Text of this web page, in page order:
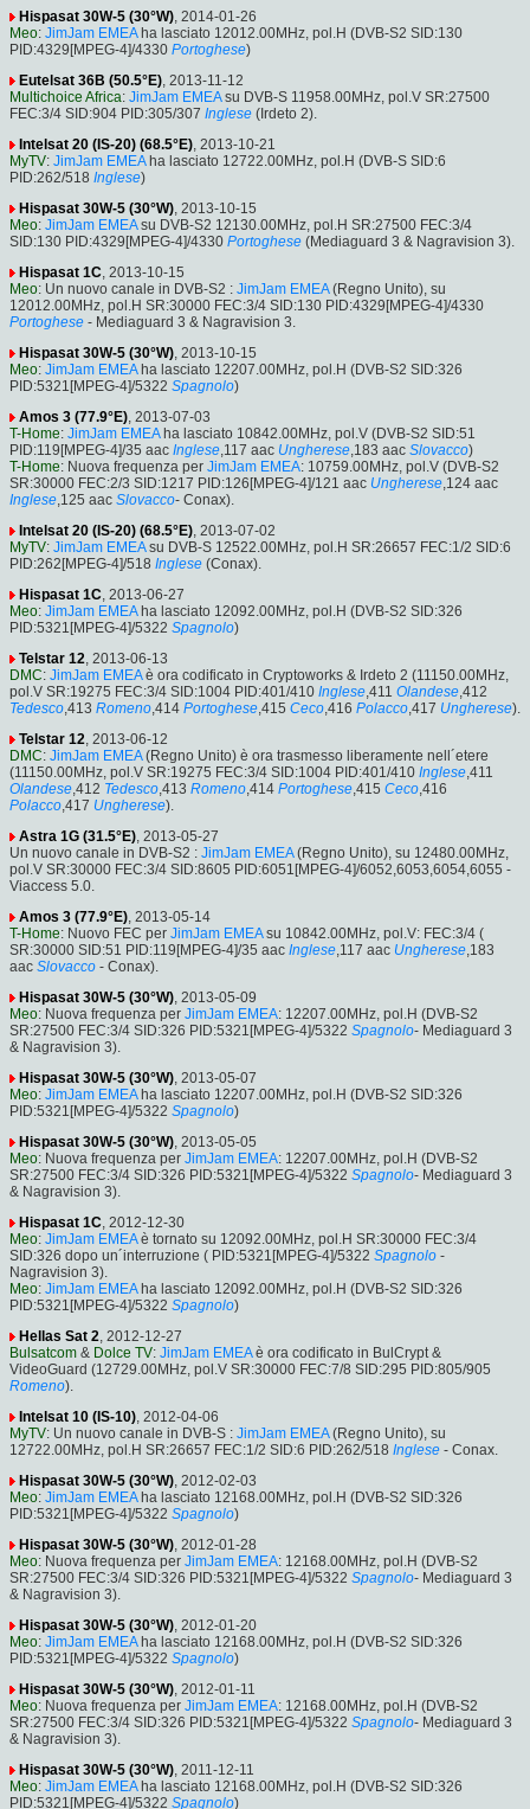
Hispasat 30W-5 (30°W), 2014-01-26
Meo: JimJam EMEAha lasciato 12012.00MHz, pol.H (DVB-S2 SID:130
PID:4329[MPEG-4]/4330 Portoghese)
Eutelsat 36B (50.5°E), 2013-11-12
Multichoice Africa: JimJam EMEAsu DVB-S 11958.00MHz, pol.V SR:27500
FEC:3/4 SID:904 PID:305/307 Inglese (Irdeto 2).
Intelsat 20 (IS-20) (68.5°E), 2013-10-21
MyTV: JimJam EMEAha lasciato 12722.00MHz, pol.H (DVB-S SID:6
PID:262/518 Inglese)
Hispasat 30W-5 (30°W), 2013-10-15
Meo: JimJam EMEAsu DVB-S2 12130.00MHz, pol.H SR:27500 FEC:3/4
SID:130 PID:4329[MPEG-4]/4330 Portoghese (Mediaguard 3 & Nagravision 3).
Hispasat 1C, 2013-10-15
Meo: Un nuovo canale in DVB-S2 : JimJam EMEA(Regno Unito), su
12012.00MHz, pol.H SR:30000 FEC:3/4 SID:130 PID:4329[MPEG-4]/4330
Portoghese - Mediaguard 3 & Nagravision 3.
Hispasat 30W-5 (30°W), 2013-10-15
Meo: JimJam EMEAha lasciato 12207.00MHz, pol.H (DVB-S2 SID:326
PID:5321[MPEG-4]/5322 Spagnolo)
Amos 3 (77.9°E), 2013-07-03
T-Home: JimJam EMEAha lasciato 10842.00MHz, pol.V (DVB-S2 SID:51
PID:119[MPEG-4]/35 aac Inglese,117 aac Ungherese,183 aac Slovacco)
T-Home: Nuova frequenza per JimJam EMEA: 10759.00MHz, pol.V (DVB-S2
SR:30000 FEC:2/3 SID:1217 PID:126[MPEG-4]/121 aac Ungherese,124 aac
Inglese,125 aac Slovacco- Conax).
Intelsat 20 (IS-20) (68.5°E), 2013-07-02
MyTV: JimJam EMEAsu DVB-S 12522.00MHz, pol.H SR:26657 FEC:1/2 SID:6
PID:262[MPEG-4]/518 Inglese (Conax).
Hispasat 1C, 2013-06-27
Meo: JimJam EMEAha lasciato 12092.00MHz, pol.H (DVB-S2 SID:326
PID:5321[MPEG-4]/5322 Spagnolo)
Telstar 12, 2013-06-13
DMC: JimJam EMEAè ora codificato in Cryptoworks & Irdeto 2 (11150.00MHz,
pol.V SR:19275 FEC:3/4 SID:1004 PID:401/410 Inglese,411 Olandese,412
Tedesco,413 Romeno,414 Portoghese,415 Ceco,416 Polacco,417 Ungherese).
Telstar 12, 2013-06-12
DMC: JimJam EMEA(Regno Unito) è ora trasmesso liberamente nell´etere
(11150.00MHz, pol.V SR:19275 FEC:3/4 SID:1004 PID:401/410 Inglese,411
Olandese,412 Tedesco,413 Romeno,414 Portoghese,415 Ceco,416
Polacco,417 Ungherese).
Astra 1G (31.5°E), 2013-05-27
Un nuovo canale in DVB-S2 : JimJam EMEA(Regno Unito), su 12480.00MHz,
pol.V SR:30000 FEC:3/4 SID:8605 PID:6051[MPEG-4]/6052,6053,6054,6055 -
Viaccess 5.0.
Amos 3 (77.9°E), 2013-05-14
T-Home: Nuovo FEC per JimJam EMEAsu 10842.00MHz, pol.V: FEC:3/4 (
SR:30000 SID:51 PID:119[MPEG-4]/35 aac Inglese,117 aac Ungherese,183
aac Slovacco - Conax).
Hispasat 30W-5 (30°W), 2013-05-09
Meo: Nuova frequenza per JimJam EMEA: 12207.00MHz, pol.H (DVB-S2
SR:27500 FEC:3/4 SID:326 PID:5321[MPEG-4]/5322 Spagnolo- Mediaguard 3
& Nagravision 3).
Hispasat 30W-5 (30°W), 2013-05-07
Meo: JimJam EMEAha lasciato 12207.00MHz, pol.H (DVB-S2 SID:326
PID:5321[MPEG-4]/5322 Spagnolo)
Hispasat 30W-5 (30°W), 2013-05-05
Meo: Nuova frequenza per JimJam EMEA: 12207.00MHz, pol.H (DVB-S2
SR:27500 FEC:3/4 SID:326 PID:5321[MPEG-4]/5322 Spagnolo- Mediaguard 3
& Nagravision 3).
Hispasat 1C, 2012-12-30
Meo: JimJam EMEAè tornato su 12092.00MHz, pol.H SR:30000 FEC:3/4
SID:326 dopo un´interruzione ( PID:5321[MPEG-4]/5322 Spagnolo -
Nagravision 3).
Meo: JimJam EMEAha lasciato 12092.00MHz, pol.H (DVB-S2 SID:326
PID:5321[MPEG-4]/5322 Spagnolo)
Hellas Sat 2, 2012-12-27
Bulsatcom & Dolce TV: JimJam EMEAè ora codificato in BulCrypt &
VideoGuard (12729.00MHz, pol.V SR:30000 FEC:7/8 SID:295 PID:805/905
Romeno).
Intelsat 10 (IS-10), 2012-04-06
MyTV: Un nuovo canale in DVB-S : JimJam EMEA(Regno Unito), su
12722.00MHz, pol.H SR:26657 FEC:1/2 SID:6 PID:262/518 Inglese - Conax.
Hispasat 30W-5 (30°W), 2012-02-03
Meo: JimJam EMEAha lasciato 12168.00MHz, pol.H (DVB-S2 SID:326
PID:5321[MPEG-4]/5322 Spagnolo)
Hispasat 30W-5 (30°W), 2012-01-28
Meo: Nuova frequenza per JimJam EMEA: 12168.00MHz, pol.H (DVB-S2
SR:27500 FEC:3/4 SID:326 PID:5321[MPEG-4]/5322 Spagnolo- Mediaguard 3
& Nagravision 3).
Hispasat 30W-5 (30°W), 2012-01-20
Meo: JimJam EMEAha lasciato 12168.00MHz, pol.H (DVB-S2 SID:326
PID:5321[MPEG-4]/5322 Spagnolo)
Hispasat 30W-5 (30°W), 2012-01-11
Meo: Nuova frequenza per JimJam EMEA: 12168.00MHz, pol.H (DVB-S2
SR:27500 FEC:3/4 SID:326 PID:5321[MPEG-4]/5322 Spagnolo- Mediaguard 3
& Nagravision 3).
Hispasat 30W-5 (30°W), 2011-12-11
Meo: JimJam EMEAha lasciato 12168.00MHz, pol.H (DVB-S2 SID:326
PID:5321[MPEG-4]/5322 Spagnolo)